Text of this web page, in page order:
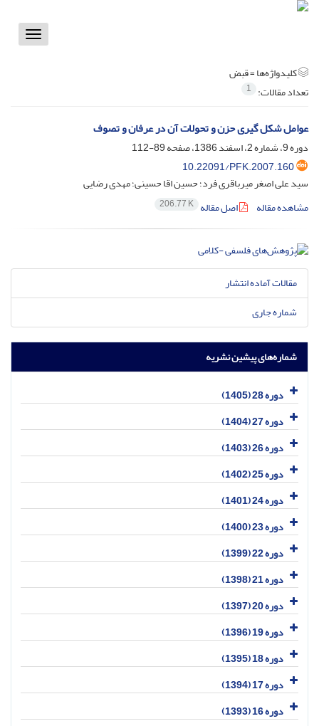
Toggle
کلیدواژه‌ها =قبض
تعداد مقالات: 1
عوامل شکل گیری حزن و تحولات آن در عرفان و تصوف
دوره 9، شماره 2، اسفند 1386، صفحه
89-112
10.22091/PFK.2007.160
سید علی اصغر میرباقری فرد؛ حسین اقا حسینی؛ مهدی رضایی
مشاهده مقاله
اصل مقاله 206.77 K
مقالات آماده انتشار
شماره جاری
شماره‌های پیشین نشریه
دوره 28 (1405)
دوره 27 (1404)
دوره 26 (1403)
دوره 25 (1402)
دوره 24 (1401)
دوره 23 (1400)
دوره 22 (1399)
دوره 21 (1398)
دوره 20 (1397)
دوره 19 (1396)
دوره 18 (1395)
دوره 17 (1394)
دوره 16 (1393)